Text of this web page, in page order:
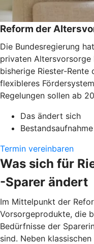
Reform der
Die Bundesregierung
privaten Altersvorsorge
bisherige Riester-Rente
flexibleres
Regelungen sollen ab
Das ändert sich
Bestandsaufnahme
Termin vereinbaren
Was sich für
-Sparer ändert
Im Mittelpunkt der
Vorsorgeprodukte, die
Bedürfnisse der
sind. Neben